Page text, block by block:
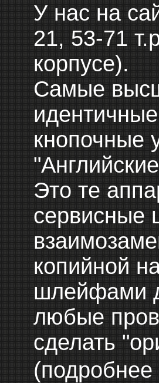
У нас на
21, 53-71
корпусе).
Cамые
кнопочные
Это те
сервисные
копийной
шлейфами
любые
сделать